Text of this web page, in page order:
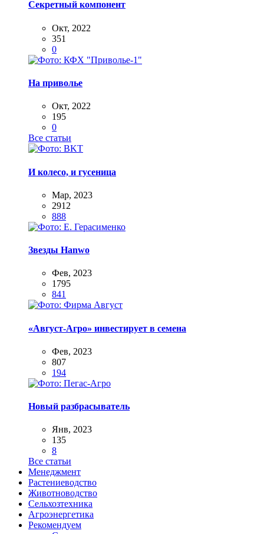
Секретный компонент
Окт, 2022
351
0
На приволье
Окт, 2022
195
0
Все статьи
И колесо, и гусеница
Мар, 2023
2912
888
Звезды Hanwo
Фев, 2023
1795
841
«Август-Агро» инвестирует в семена
Фев, 2023
807
194
Новый разбрасыватель
Янв, 2023
135
8
Все статьи
Менеджмент
Растениеводство
Животноводство
Сельхозтехника
Агроэнергетика
Рекомендуем